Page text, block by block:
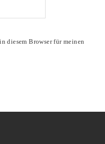
diesem Browser für meinen